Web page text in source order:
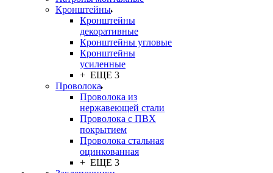
Кронштейны
Кронштейны
декоративные
Кронштейны угловые
Кронштейны
усиленные
+ ЕЩЕ 3
Проволока
Проволока из
нержавеющей стали
Проволока с ПВХ
покрытием
Проволока стальная
оцинкованная
+ ЕЩЕ 3